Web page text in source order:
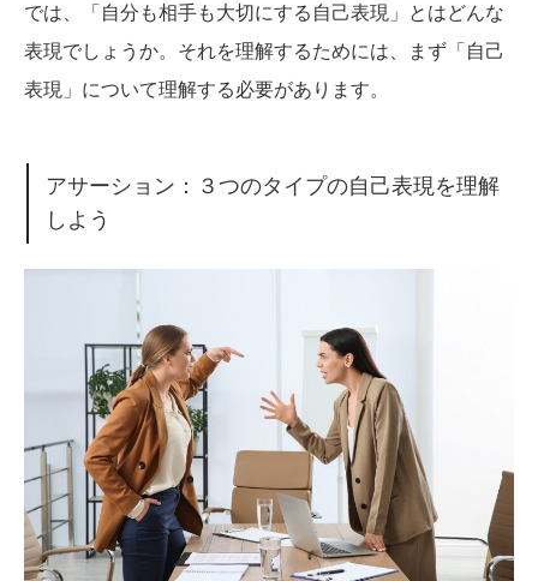
では、「自分も相手も大切にする自己表現」とはどんな
表現でしょうか。それを理解するためには、まず「自己
表現」について理解する必要があります。
アサーション：３つのタイプの自己表現を理解
しよう